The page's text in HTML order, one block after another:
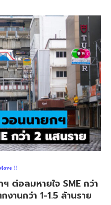
!!
ต่อลมหายใจ SME กว่า
านกว่า 1-1.5 ล้านราย